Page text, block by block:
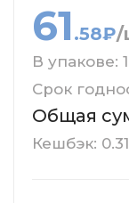
61 .58₽/
В упакове:
Срок
Общая
Кешбэк: 0.31